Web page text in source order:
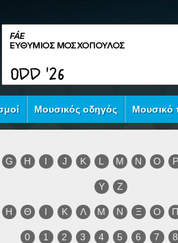
Μουσικός οδηγός Μουσικό
G H I J K L M N O P
Y Z
Η Θ Ι Κ Λ Μ Ν Ξ Ο
0 1 2 3 4 5 6 7 8